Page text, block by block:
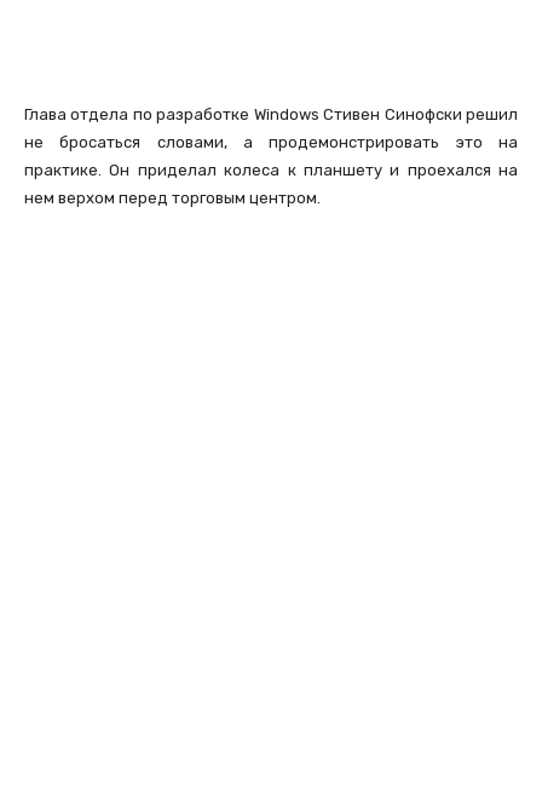
Глава отдела по разработке Windows Стивен Синофски решил
не бросаться словами, а продемонстрировать это на
практике. Он приделал колеса к планшету и проехался на
нем верхом перед торговым центром.